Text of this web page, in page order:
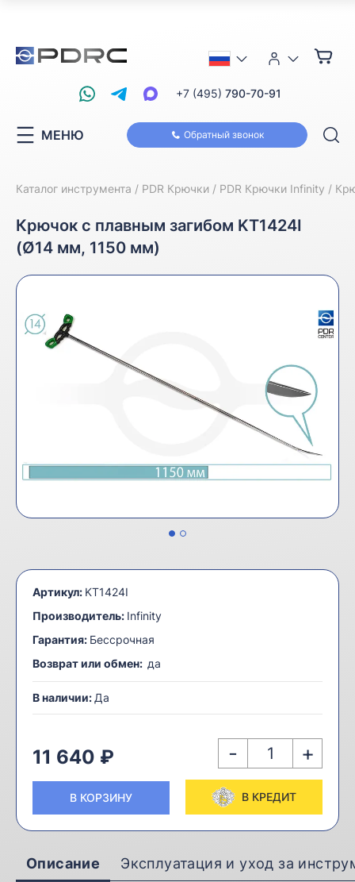
Обратный звонок
+7 (495) 790-70-91
МЕНЮ
Каталог инструмента PDR Крючки PDR Крючки Infinity
Крючок с плавным загибом KT1424I
(Ø14 мм, 1150 мм)
Артикул: KT1424I
Производитель: Infinity
Гарантия: Бессрочная
Возврат или обмен: да
В наличии: Да
11 640 ₽ - +
В КОРЗИНУ В КРЕДИТ
Описание Эксплуатация и уход за